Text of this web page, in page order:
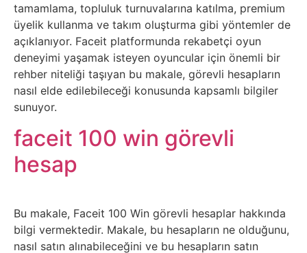
Din
Dokümanlar
Domain
Download
E-
Eğitim
tamamlama, topluluk turnuvalarına katılma, premium
üyelik kullanma ve takım oluşturma gibi yöntemler de
açıklanıyor. Faceit platformunda rekabetçi oyun
deneyimi yaşamak isteyen oyuncular için önemli bir
rehber niteliği taşıyan bu makale, görevli hesapların
nasıl elde edilebileceği konusunda kapsamlı bilgiler
sunuyor.
faceit 100 win görevli
hesap
Bu makale, Faceit 100 Win görevli hesaplar hakkında
bilgi vermektedir. Makale, bu hesapların ne olduğunu,
nasıl satın alınabileceğini ve bu hesapların satın